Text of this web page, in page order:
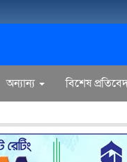
অন্যান্য বিশেষ